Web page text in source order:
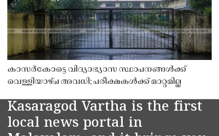
കാസർകോട്ടെ വിദ്യാഭ്യാസ സ്ഥാപനങ്ങൾക്ക്
വെള്ളിയാഴ്ച അവധി; പരീക്ഷകൾക്ക് മാറ്റമില്ല
Kasaragod Vartha is the first
local news portal in